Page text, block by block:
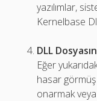
yazılımlar,
Kernelbase
DLL
Eğer
hasar görmüş
onarmak